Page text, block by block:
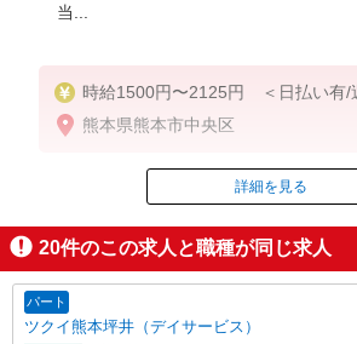
当...
時給1500円〜2125円 ＜日払い有/
全支給(ガソリン代含む)＞
熊本県熊本市中央区
掲載期間終了
詳細を見る
20件のこの求人と職種が同じ求人
パート
ツクイ熊本坪井（デイサービス）